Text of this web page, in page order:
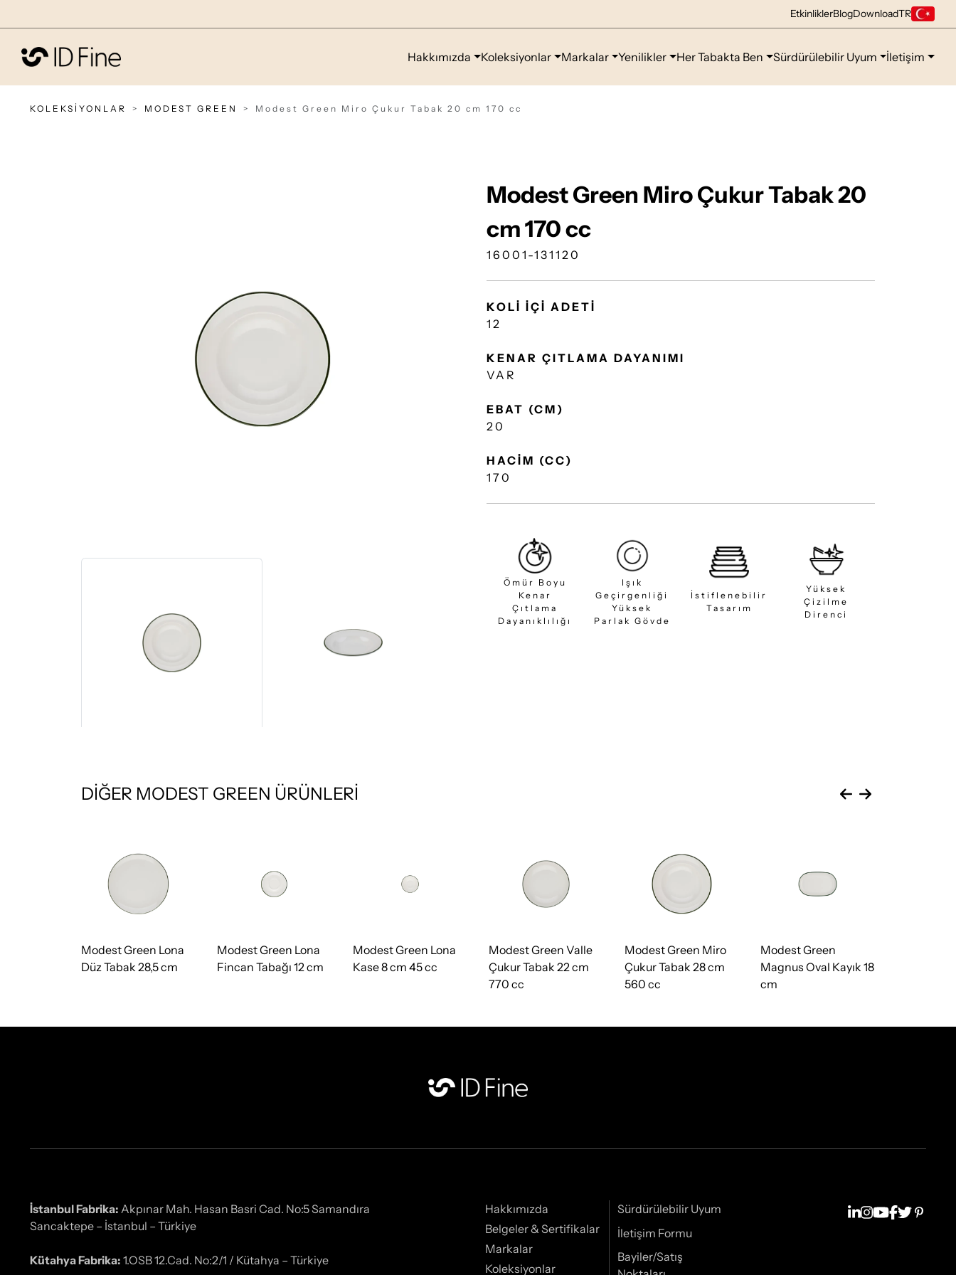
EtkinliklerBlogDownloadTR
Hakkımızda Koleksiyonlar Markalar Yenilikler Her Tabakta Ben Sürdürülebilir Uyum İletişim
KOLEKSİYONLAR MODEST GREEN Modest Green Miro Çukur Tabak 20 cm 170 cc
Modest Green Miro Çukur Tabak 20
cm 170 cc
16001-131120
KOLİ İÇİ ADETİ
12
KENAR ÇITLAMA DAYANIMI
VAR
EBAT (CM)
20
HACİM (CC)
170
Ömür Boyu
Kenar
Çıtlama
Dayanıklılığı
Işık
Geçirgenliği
Yüksek
Parlak Gövde
İstiflenebilir
Tasarım
Yüksek
Çizilme
Direnci
DİĞER MODEST GREEN ÜRÜNLERİ
Modest Green Lona
Düz Tabak 28,5 cm
Modest Green Lona
Fincan Tabağı 12 cm
Modest Green Lona
Kase 8 cm 45 cc
Modest Green Valle
Çukur Tabak 22 cm
770 cc
Modest Green Miro
Çukur Tabak 28 cm
560 cc
Modest Green
Magnus Oval Kayık 18
cm
İstanbul Fabrika: Akpınar Mah. Hasan Basri Cad. No:5 Samandıra
Sancaktepe – İstanbul – Türkiye
Kütahya Fabrika: 1.OSB 12.Cad. No:2/1 / Kütahya – Türkiye
Hakkımızda
Belgeler & Sertifikalar
Markalar
Koleksiyonlar
Sürdürülebilir Uyum
İletişim Formu
Bayiler/Satış